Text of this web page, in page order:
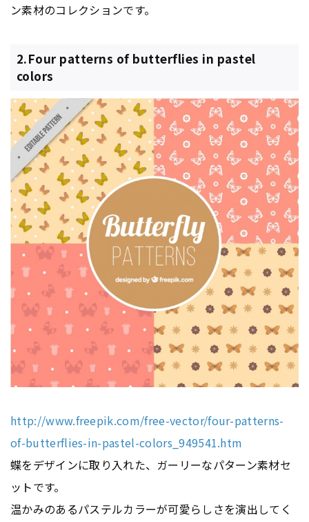
ン素材のコレクションです。
2.Four patterns of butterflies in pastel
colors
http://www.freepik.com/free-vector/four-patterns-
of-butterflies-in-pastel-colors_949541.htm
蝶をデザインに取り入れた、ガーリーなパターン素材セ
ットです。
温かみのあるパステルカラーが可愛らしさを演出してく